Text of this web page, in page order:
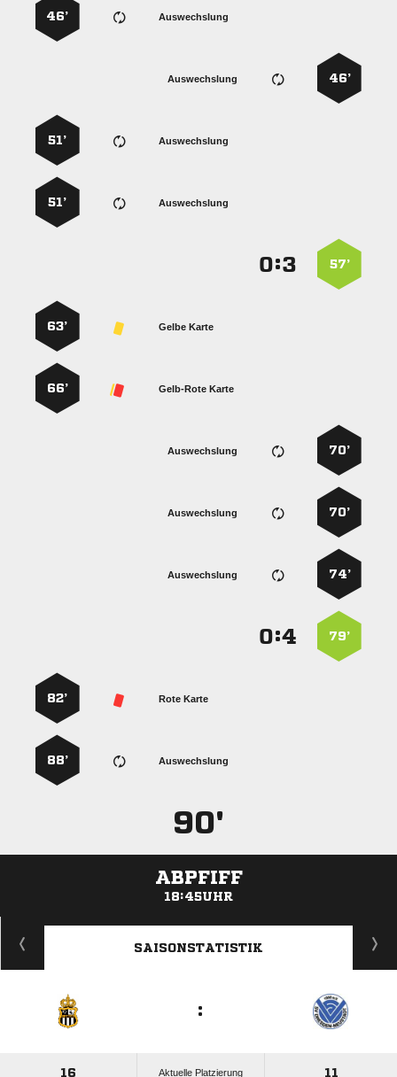
Auswechslung
46’
46’
Auswechslung
Auswechslung
51’
Auswechslung
51’
57’
:
Gelbe Karte
63’
Gelb-Rote Karte
66’
70’
Auswechslung
70’
Auswechslung
74’
Auswechslung
79’
:
Rote Karte
82’
Auswechslung
88’
90'
ABPFIFF
18:45UHR
ANZEIGE
SAISONSTATISTIK
:
16 Aktuelle Platzierung 11